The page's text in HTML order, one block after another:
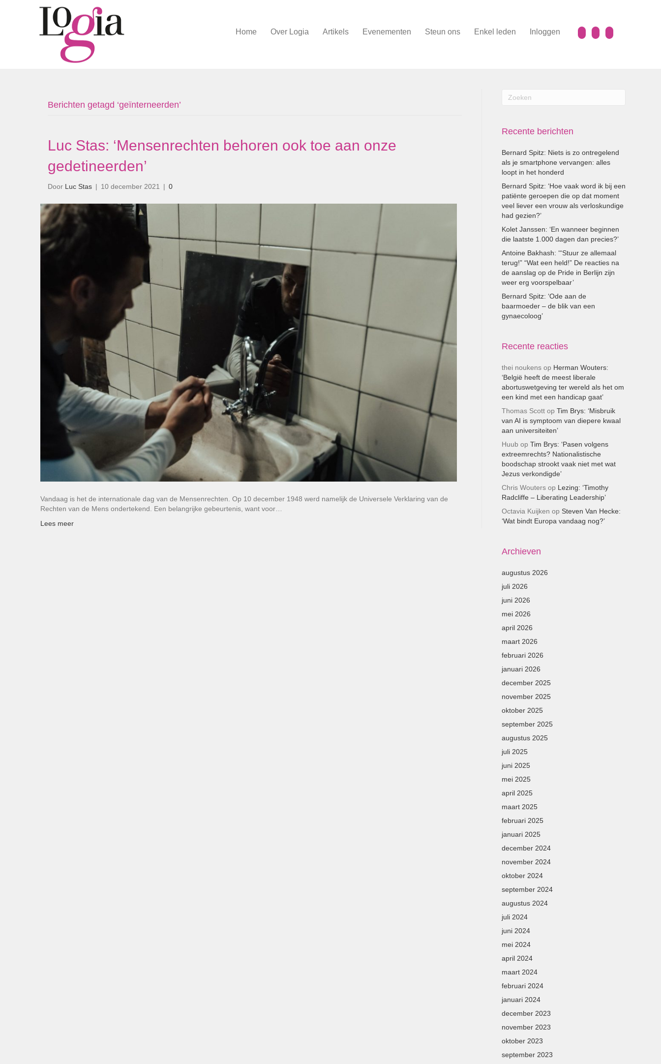
Home Over Logia Artikels Evenementen Steun ons Enkel leden Inloggen
Berichten getagd ‘geïnterneerden’
Luc Stas: ‘Mensenrechten behoren ook toe aan onze
gedetineerden’
Door Luc Stas | 10 december 2021 | 0
Vandaag is het de internationale dag van de Mensenrechten. Op 10 december 1948 werd namelijk de Universele Verklaring van de
Rechten van de Mens ondertekend. Een belangrijke gebeurtenis, want voor…
Lees meer
Recente berichten
Bernard Spitz: Niets is zo ontregelend
als je smartphone vervangen: alles
loopt in het honderd
Bernard Spitz: ‘Hoe vaak word ik bij een
patiënte geroepen die op dat moment
veel liever een vrouw als verloskundige
had gezien?’
Kolet Janssen: ‘En wanneer beginnen
die laatste 1.000 dagen dan precies?’
Antoine Bakhash: ‘“Stuur ze allemaal
terug!” “Wat een held!” De reacties na
de aanslag op de Pride in Berlijn zijn
weer erg voorspelbaar’
Bernard Spitz: ‘Ode aan de
baarmoeder – de blik van een
gynaecoloog’
Recente reacties
thei noukensop Herman Wouters:
‘België heeft de meest liberale
abortuswetgeving ter wereld als het om
een kind met een handicap gaat’
Thomas Scottop Tim Brys: ‘Misbruik
van AI is symptoom van diepere kwaal
aan universiteiten’
Huub op Tim Brys: ‘Pasen volgens
extreemrechts? Nationalistische
boodschap strookt vaak niet met wat
Jezus verkondigde’
Chris Woutersop Lezing: ‘Timothy
Radcliffe – Liberating Leadership’
Octavia Kuijken op Steven Van Hecke:
‘Wat bindt Europa vandaag nog?’
Archieven
augustus 2026
juli 2026
juni 2026
mei 2026
april 2026
maart 2026
februari 2026
januari 2026
december 2025
november 2025
oktober 2025
september 2025
augustus 2025
juli 2025
juni 2025
mei 2025
april 2025
maart 2025
februari 2025
januari 2025
december 2024
november 2024
oktober 2024
september 2024
augustus 2024
juli 2024
juni 2024
mei 2024
april 2024
maart 2024
februari 2024
januari 2024
december 2023
november 2023
oktober 2023
september 2023